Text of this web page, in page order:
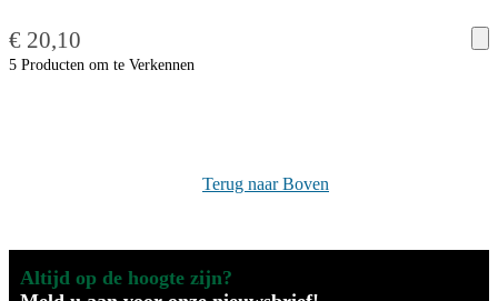
€ 20,10
5 Producten om te Verkennen
Terug naar Boven
Altijd op de hoogte zijn?